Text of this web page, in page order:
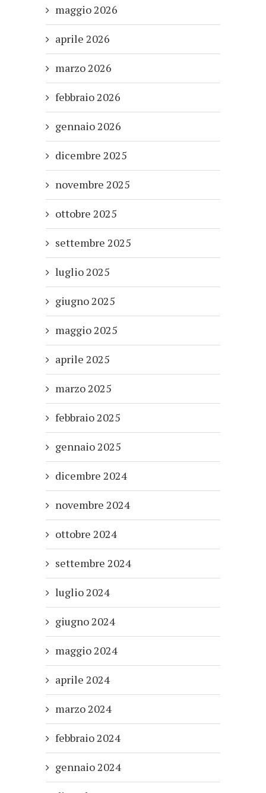
maggio 2026
aprile 2026
marzo 2026
febbraio 2026
gennaio 2026
dicembre 2025
novembre 2025
ottobre 2025
settembre 2025
luglio 2025
giugno 2025
maggio 2025
aprile 2025
marzo 2025
febbraio 2025
gennaio 2025
dicembre 2024
novembre 2024
ottobre 2024
settembre 2024
luglio 2024
giugno 2024
maggio 2024
aprile 2024
marzo 2024
febbraio 2024
gennaio 2024